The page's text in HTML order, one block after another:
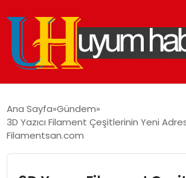
EKONOMI
Ana Sayfa Gündem
3D Yazıcı Filament Çeşitlerinin Yeni
Filamentsan.com